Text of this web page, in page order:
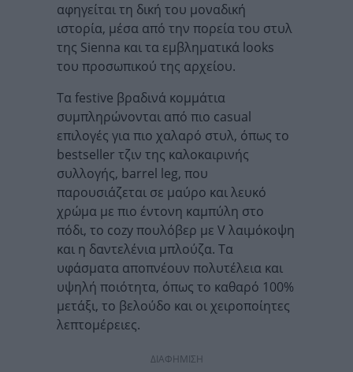
αφηγείται τη δική του μοναδική
ιστορία, μέσα από την πορεία του στυλ
της Sienna και τα εμβληματικά looks
του προσωπικού της αρχείου.
Τα festive βραδινά κομμάτια
συμπληρώνονται από πιο casual
επιλογές για πιο χαλαρό στυλ, όπως το
bestseller τζιν της καλοκαιρινής
συλλογής, barrel leg, που
παρουσιάζεται σε μαύρο και λευκό
χρώμα με πιο έντονη καμπύλη στο
πόδι, το cozy πουλόβερ με V λαιμόκοψη
και η δαντελένια μπλούζα. Τα
υφάσματα αποπνέουν πολυτέλεια και
υψηλή ποιότητα, όπως το καθαρό 100%
μετάξι, το βελούδο και οι χειροποίητες
λεπτομέρειες.
ΔΙΑΦΗΜΙΣΗ